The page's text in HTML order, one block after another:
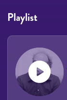
Playlist